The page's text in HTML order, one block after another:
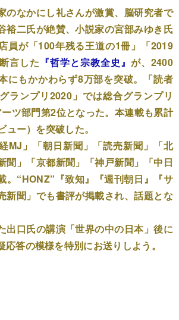
のなかにし礼さんが激賞、脳研究者で
裕二氏が絶賛、小説家の宮部みゆき氏
員が「100年残る王道の1冊」「2019
言した 『哲学と宗教全史』 が、2400
にもかかわらず8万部を突破。「読者
ランプリ2020」では総合グランプリ
ツ部門第2位となった。本連載も累計
ー）を突破した。
MJ」「朝日新聞」「読売新聞」「北
聞」「京都新聞」「神戸新聞」「中日
。“HONZ”『致知』『週刊朝日』『サ
新聞」でも書評が掲載され、話題とな
出口氏の講演「世界の中の日本」後に
答の模様を特別にお送りしよう。